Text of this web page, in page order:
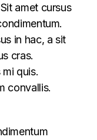
amet cursus
in hac, a sit
cras.
quis.
convallis.